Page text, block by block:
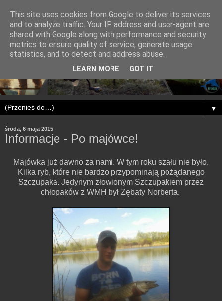
▼
środa, 6 maja 2015
Informacje - Po majówce!
Majówka już dawno za nami. W tym roku szału nie było.
Kilka ryb, które nie bardzo przypominają pożądanego
Szczupaka. Jedynym złowionym Szczupakiem przez
chłopaków z WMH był Zębaty Norberta.
This site uses cookies from Google to deliver its services
and to analyze traffic. Your IP address and user-agent are
shared with Google along with performance and security
metrics to ensure quality of service, generate usage
statistics, and to detect and address abuse.
LEARN MORE GOT IT